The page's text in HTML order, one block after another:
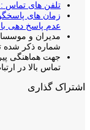
تلفن های تماس : 09139356383
عدم پاسخ دهی
مدیران و
شماره ذکر شده
جهت هماهنگی
تماس بالا در
اشتراک گذاری